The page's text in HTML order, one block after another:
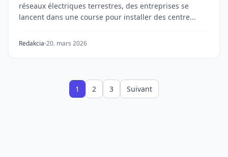
réseaux électriques terrestres, des entreprises se
lancent dans une course pour installer des centre...
Redakcia 20. mars 2026
1 2 3 Suivant